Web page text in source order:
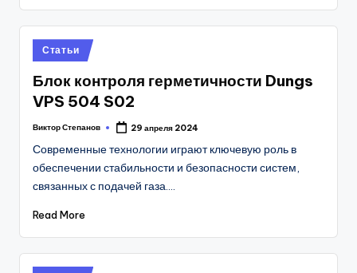
Posted
in
Статьи
Блок контроля герметичности Dungs
VPS 504 S02
Posted
Виктор Степанов 29 апреля 2024
Современные технологии играют ключевую роль в
обеспечении стабильности и безопасности систем,
связанных с подачей газа.…
Read More